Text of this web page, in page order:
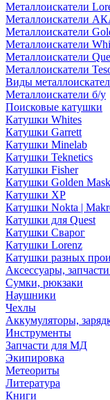
Металлоискатели
Металлоискатели
Металлоискатели
Металлоискатели
Металлоискатели
Металлоискатели
Виды
Металлоискатели б/у
Поисковые катушки
Катушки Whites
Катушки Garrett
Катушки Minelab
Катушки Teknetics
Катушки Fisher
Катушки Golden Mask
Катушки XP
Катушки Nokta |
Катушки для Quest
Катушки Сварог
Катушки Lorenz
Катушки разных
Аксессуары,
Сумки, рюкзаки
Наушники
Чехлы
Аккумуляторы,
Инструменты
Запчасти для МД
Экипировка
Метеориты
Литература
Книги